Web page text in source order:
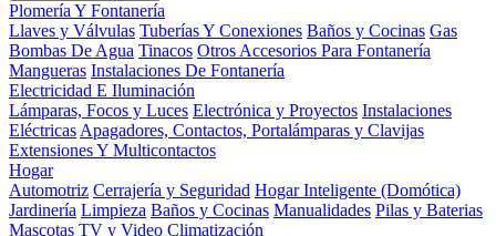
Plomería Y Fontanería
Llaves y Válvulas Tuberías Y Conexiones Baños y Cocinas Gas
Bombas De Agua Tinacos Otros Accesorios Para Fontanería
Mangueras Instalaciones De Fontanería
Electricidad E Iluminación
Lámparas, Focos y Luces Electrónica y Proyectos Instalaciones
Eléctricas Apagadores, Contactos, Portalámparas y Clavijas
Extensiones Y Multicontactos
Hogar
Automotriz Cerrajería y Seguridad Hogar Inteligente (Domótica)
Jardinería Limpieza Baños y Cocinas Manualidades Pilas y Baterias
Mascotas TV y Video Climatización